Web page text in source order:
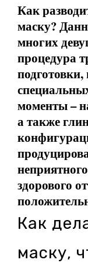
Как
маску?
многих
процедура
моменты –
а также
здорового
Как
маску,